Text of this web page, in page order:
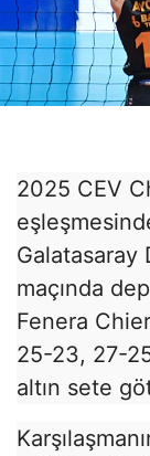
2025 CEV
Galatasaray
maçında
Fenera
25-23, 27-
altın sete